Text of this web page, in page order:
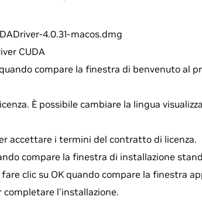
4.0.31-macos.dmg
CUDA
compare la finestra di benvenuto al
È possibile cambiare la lingua
accettare i termini del contratto di licenza.
compare la finestra di installazione
fare clic su OK quando compare la finestra
completare l'installazione.